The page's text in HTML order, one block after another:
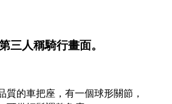
三人稱騎行畫面。
質的車把座，有一個球形關節，